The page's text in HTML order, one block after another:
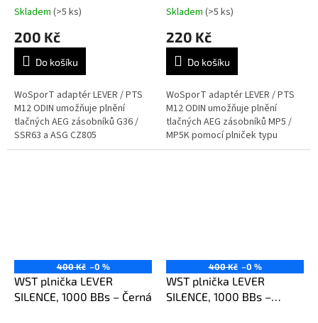
Skladem (>5 ks)
200 Kč
Do košíku
WoSporT adaptér LEVER / PTS
M12 ODIN umožňuje plnění
tlačných AEG zásobníků G36 /
SSR63 a ASG CZ805
BREN pomocí plniček typu
Skladem (>5 ks)
220 Kč
Do košíku
WoSporT adaptér LEVER / PTS
M12 ODIN umožňuje plnění
tlačných AEG zásobníků MP5 /
MP5K pomocí plniček typu
WoSporT LEVER / SILENCE /
400 Kč –0 %
WST plnička LEVER
SILENCE, 1000 BBs – Černá
400 Kč –0 %
WST plnička LEVER
SILENCE, 1000 BBs –